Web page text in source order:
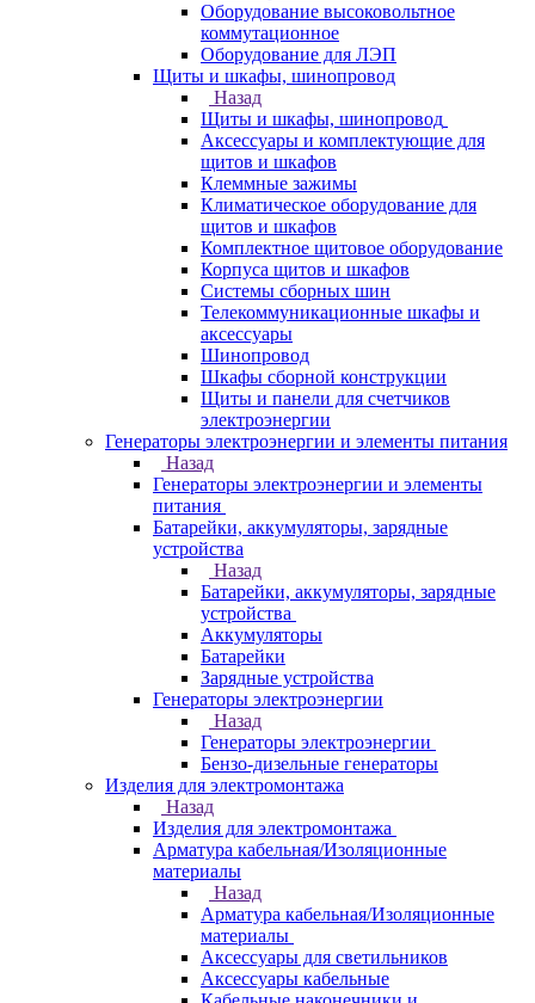
Оборудование высоковольтное
коммутационное
Оборудование для ЛЭП
Щиты и шкафы, шинопровод
Назад
Щиты и шкафы, шинопровод
Аксессуары и комплектующие для
щитов и шкафов
Клеммные зажимы
Климатическое оборудование для
щитов и шкафов
Комплектное щитовое оборудование
Корпуса щитов и шкафов
Системы сборных шин
Телекоммуникационные шкафы и
аксессуары
Шинопровод
Шкафы сборной конструкции
Щиты и панели для счетчиков
электроэнергии
Генераторы электроэнергии и элементы питания
Назад
Генераторы электроэнергии и элементы
питания
Батарейки, аккумуляторы, зарядные
устройства
Назад
Батарейки, аккумуляторы, зарядные
устройства
Аккумуляторы
Батарейки
Зарядные устройства
Генераторы электроэнергии
Назад
Генераторы электроэнергии
Бензо-дизельные генераторы
Изделия для электромонтажа
Назад
Изделия для электромонтажа
Арматура кабельная/Изоляционные
материалы
Назад
Арматура кабельная/Изоляционные
материалы
Аксессуары для светильников
Аксессуары кабельные